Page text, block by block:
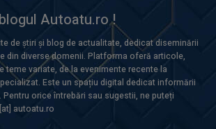
Autoatu.ro !
de știri și blog de actualitate, dedicat diseminării
din diverse domenii. Platforma oferă articole,
teme variate, de la evenimente recente la
Este un spațiu digital dedicat informării
orice întrebări sau sugestii, ne puteți
autoatu.ro